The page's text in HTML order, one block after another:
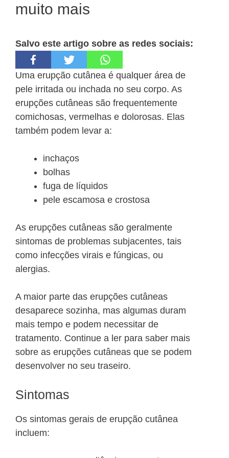
muito mais
Salvo este artigo sobre as redes sociais:
Uma erupção cutânea é qualquer área de
pele irritada ou inchada no seu corpo. As
erupções cutâneas são frequentemente
comichosas, vermelhas e dolorosas. Elas
também podem levar a:
inchaços
bolhas
fuga de líquidos
pele escamosa e crostosa
As erupções cutâneas são geralmente
sintomas de problemas subjacentes, tais
como infecções virais e fúngicas, ou
alergias.
A maior parte das erupções cutâneas
desaparece sozinha, mas algumas duram
mais tempo e podem necessitar de
tratamento. Continue a ler para saber mais
sobre as erupções cutâneas que se podem
desenvolver no seu traseiro.
Sintomas
Os sintomas gerais de erupção cutânea
incluem: